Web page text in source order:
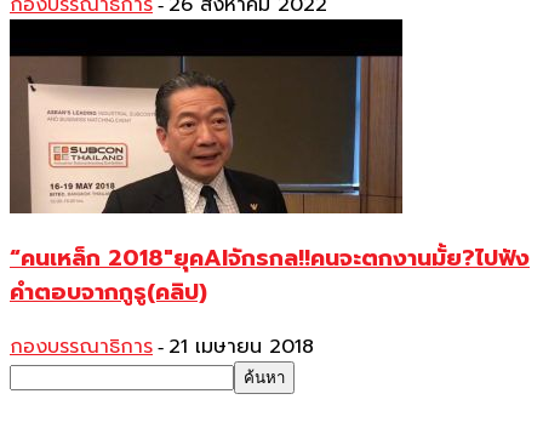
-
“คนเหล็ก 2018″ยุคAIจักรกล!!คนจะตกงานมั้ย?ไปฟัง
คำตอบจากกูรู(คลิป)
กองบรรณาธิการ - 21 เมษายน 2018